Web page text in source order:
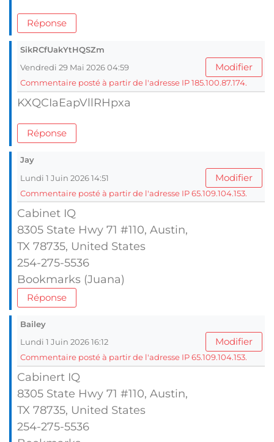
Réponse
SikRCfUakYtHQSZm
Vendredi 29 Mai 2026 04:59
Modifier
Commentaire posté à partir de l'adresse IP 185.100.87.174.
KXQCIaEapVllRHpxa
Réponse
Jay
Lundi 1 Juin 2026 14:51
Modifier
Commentaire posté à partir de l'adresse IP 65.109.104.153.
Cabinet IQ
8305 State Hwy 71 #110, Austin,
TX 78735, United Ѕtates
254-275-5536
Bookmarks (Juana)
Réponse
Bailey
Lundi 1 Juin 2026 16:12
Modifier
Commentaire posté à partir de l'adresse IP 65.109.104.153.
Cabinert IQ
8305 State Hwy 71 #110, Austin,
TX 78735, United Ѕtates
254-275-5536